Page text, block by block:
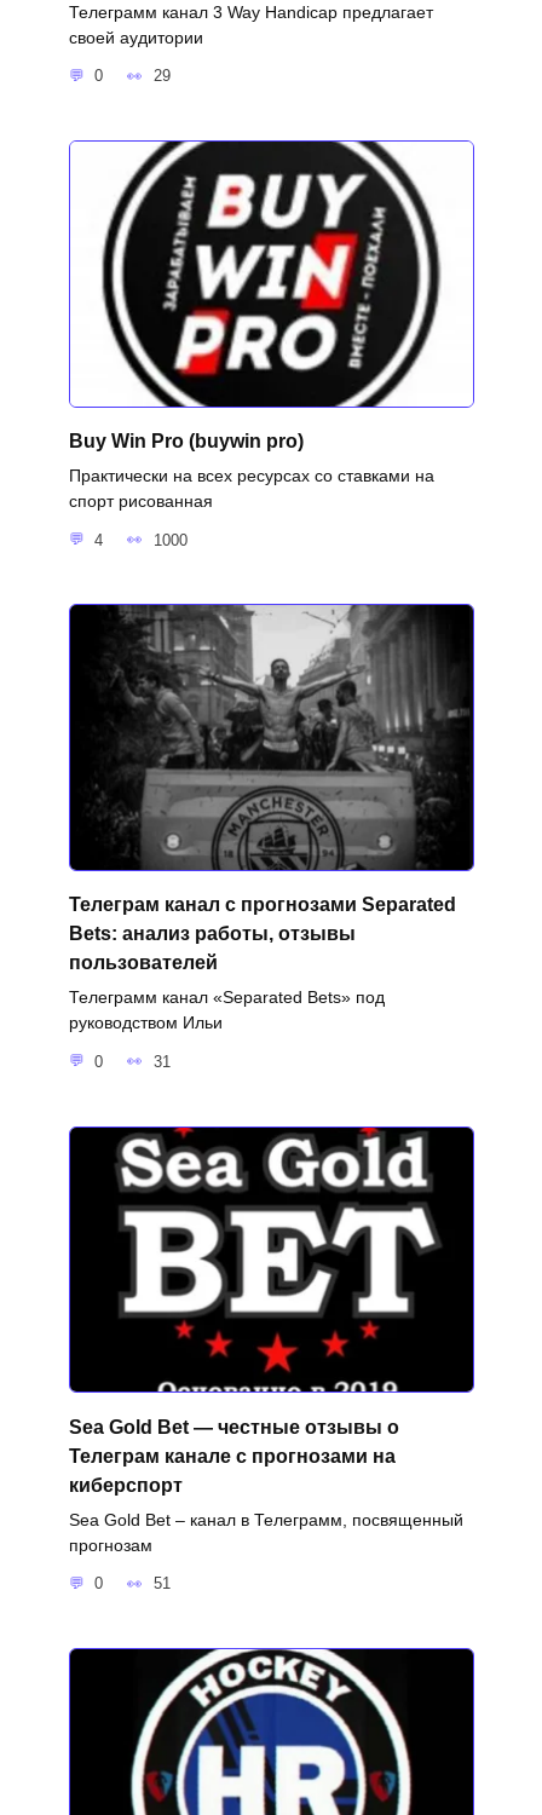
Телеграмм канал 3 Way Handicap предлагает
своей аудитории
0 29
Buy Win Pro (buywin pro)
Практически на всех ресурсах со ставками на
спорт рисованная
4 1000
Телеграм канал с прогнозами Separated
Bets: анализ работы, отзывы
пользователей
Телеграмм канал «Separated Bets» под
руководством Ильи
0 31
Sea Gold Bet — честные отзывы о
Телеграм канале с прогнозами на
киберспорт
Sea Gold Bet – канал в Телеграмм, посвященный
прогнозам
0 51